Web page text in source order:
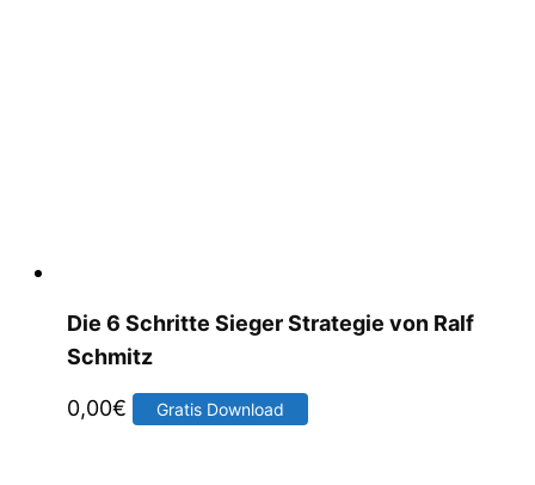
Die 6 Schritte Sieger Strategie von Ralf
Schmitz
0,00€ Gratis Download